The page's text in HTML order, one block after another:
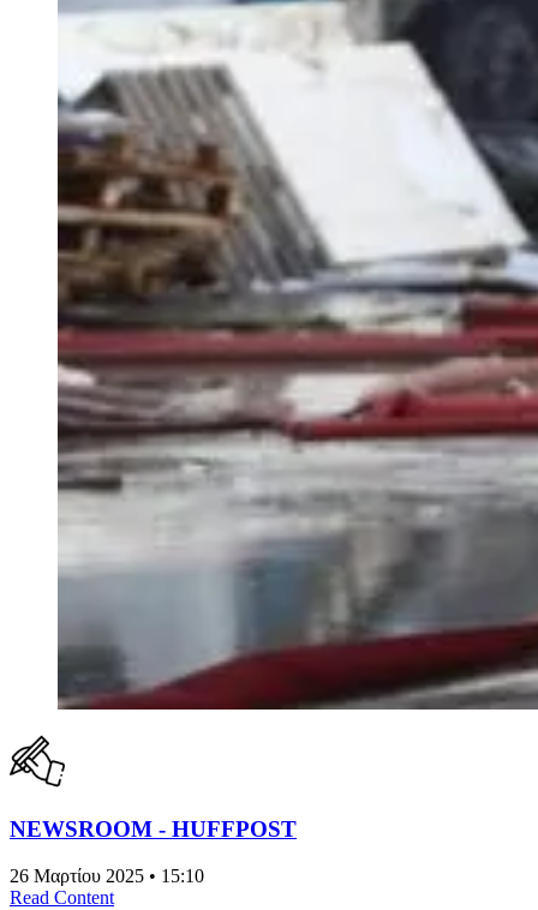
NEWSROOM - HUFFPOST
26 Μαρτίου 2025 • 15:10
Read Content